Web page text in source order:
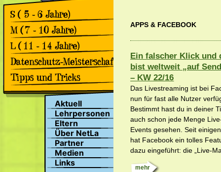
Games
Comics
Games
Comics
Games
Comics
Rückblick 2. Datenschutz-
Meisterschaft
Rückblick 1. Datenschutz-
Meisterschaft
Apps & Facebook
Surfen
Suchen
Aktuell
Lehrpersonen
Eltern
Über NetLa
Partner
Medien
Links
APPS & FACEBOOK
Ein falscher Klick und
bist weltweit „auf
– KW 22/16
Das Livestreaming ist bei
nun für fast alle Nutzer
Bestimmt hast du in deiner
auch schon jede Menge
Events gesehen. Seit
hat Facebook ein tolles
dazu eingeführt: die „Live-
mehr